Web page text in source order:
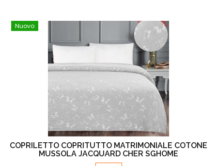
Nuovo
COPRILETTO COPRITUTTO MATRIMONIALE COTONE
MUSSOLA JACQUARD CHER SGHOME